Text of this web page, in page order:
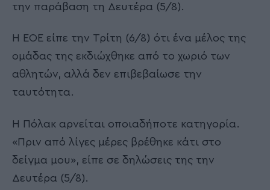
την παράβαση τη Δευτέρα (5/8).
Η ΕΟΕ είπε την Τρίτη (6/8) ότι ένα μέλος της
ομάδας της εκδιώχθηκε από το χωριό των
αθλητών, αλλά δεν επιβεβαίωσε την
ταυτότητα.
Η Πόλακ αρνείται οποιαδήποτε κατηγορία.
«Πριν από λίγες μέρες βρέθηκε κάτι στο
δείγμα μου», είπε σε δηλώσεις της την
Δευτέρα (5/8).